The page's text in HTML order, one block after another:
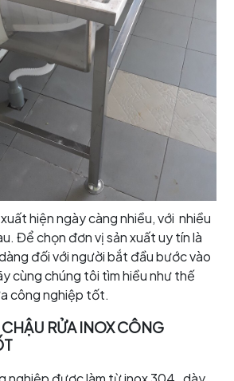
hiện ngày càng nhiều, với nhiều
Để chọn đơn vị sản xuất uy tín là
đối với người bắt đầu bước vào
cùng chúng tôi tìm hiều như thế
công nghiệp tốt.
RỬA INOX CÔNG